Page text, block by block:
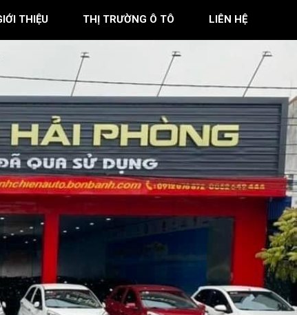
THIỆU THỊ TRƯỜNG Ô TÔ LIÊN HỆ